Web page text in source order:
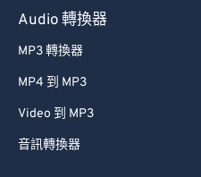
Audio 轉換器
MP3 轉換器
MP4 到 MP3
Video 到 MP3
音訊轉換器